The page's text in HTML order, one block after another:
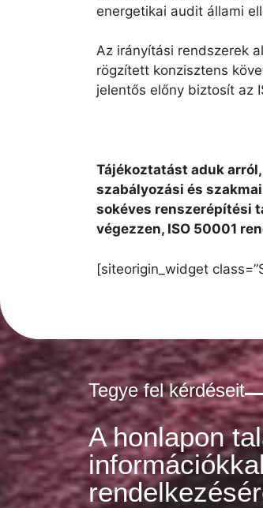
energetikai audit állami
Az irányítási rendszerek
rögzített konzisztens
jelentős előny biztosít az
Tájékoztatást aduk
szabályozási és
sokéves renszerépítési
végezzen, ISO 50001
[siteorigin_widget
Tegye fel kérdéseit
A honlapon